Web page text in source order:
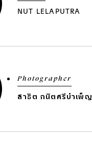
NUT LELAPUTRA
Photographer
สาธิต กนิตศรีบำเพ็ญ